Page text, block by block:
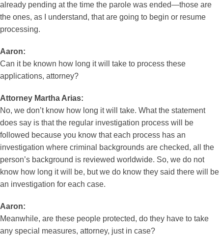
already pending at the time the parole was ended—those are
the ones, as I understand, that are going to begin or resume
processing.
Aaron:
Can it be known how long it will take to process these
applications, attorney?
Attorney Martha Arias:
No, we don’t know how long it will take. What the statement
does say is that the regular investigation process will be
followed because you know that each process has an
investigation where criminal backgrounds are checked, all the
person’s background is reviewed worldwide. So, we do not
know how long it will be, but we do know they said there will be
an investigation for each case.
Aaron:
Meanwhile, are these people protected, do they have to take
any special measures, attorney, just in case?